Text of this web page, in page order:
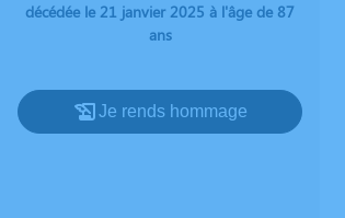
décédée le 21 janvier 2025 à l'âge de 87
ans
Je rends hommage